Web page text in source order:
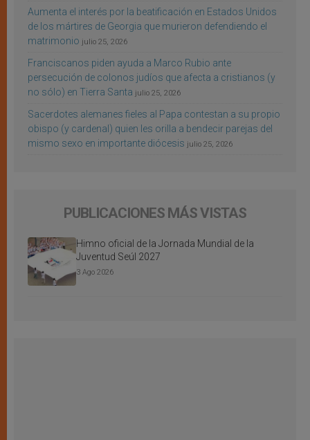
Aumenta el interés por la beatificación en Estados Unidos
de los mártires de Georgia que murieron defendiendo el
matrimonio julio 25, 2026
Franciscanos piden ayuda a Marco Rubio ante
persecución de colonos judíos que afecta a cristianos (y
no sólo) en Tierra Santa julio 25, 2026
Sacerdotes alemanes fieles al Papa contestan a su propio
obispo (y cardenal) quien les orilla a bendecir parejas del
mismo sexo en importante diócesis julio 25, 2026
PUBLICACIONES MÁS VISTAS
Himno oficial de la Jornada Mundial de la
Juventud Seúl 2027
3 Ago 2026